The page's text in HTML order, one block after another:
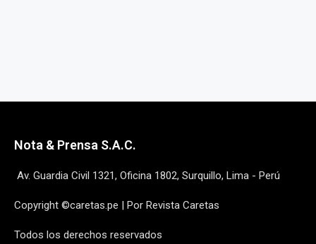
Nota & Prensa S.A.C.
Av. Guardia Civil 1321, Oficina 1802, Surquillo, Lima - Perú
Copyright ©caretas.pe | Por Revista Caretas
Todos los derechos reservados